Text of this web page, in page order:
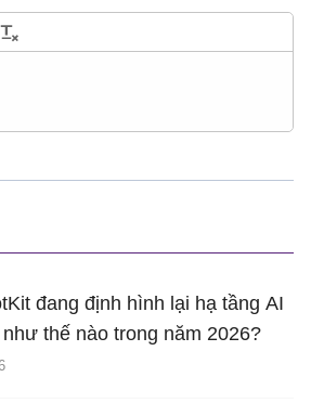
đang định hình lại hạ tầng AI
thế nào trong năm 2026?